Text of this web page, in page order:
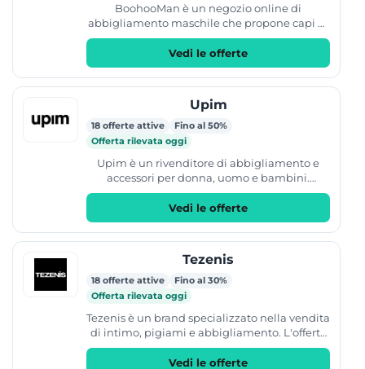
BoohooMan è un negozio online di
abbigliamento maschile che propone capi di
moda aggiornati quotidianamente. Il
catalogo include t-shirt, jeans,...
Vedi le offerte
Upim
18 offerte attive
Fino al 50%
Offerta rilevata oggi
Upim è un rivenditore di abbigliamento e
accessori per donna, uomo e bambini.
L'offerta include capi di moda, intimo, scarpe,
prodotti beauty...
Vedi le offerte
Tezenis
18 offerte attive
Fino al 30%
Offerta rilevata oggi
Tezenis è un brand specializzato nella vendita
di intimo, pigiami e abbigliamento. L'offerta
commerciale include collezioni dedicate a
donna, uomo,...
Vedi le offerte